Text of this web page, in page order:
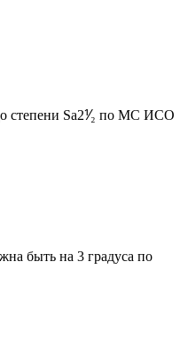
степени Sа2⅟₂ по МС ИСО
быть на 3 градуса по